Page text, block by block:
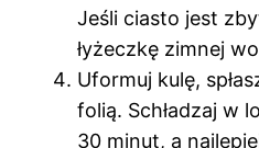
Jeśli ciasto jest
łyżeczkę zimnej
Uformuj kulę,
folią. Schładzaj w
30 minut, a